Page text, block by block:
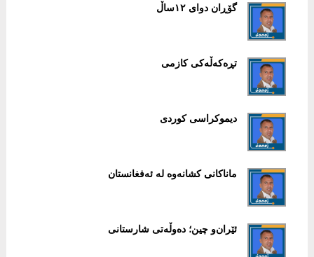
گۆڕان دوای ١٢ساڵ
تڕەکەڵەکی کازمی
دیموکراسی کوردی
ماناکانی کشانەوە لە ئەفغانستان
ئێران‌و چین؛ دەوڵەتی شارستانی